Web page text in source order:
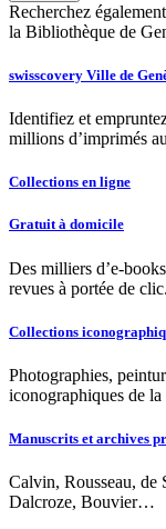
Recherchez
la Bibliothèque de
swisscovery Ville de
Identifiez et
millions d’imprimés
Collections en ligne
Gratuit à domicile
Des milliers d’e-
revues à portée de clic.
Collections
Photographies,
iconographiques de
Manuscrits et archives
Calvin, Rousseau, de
Dalcroze, Bouvier…